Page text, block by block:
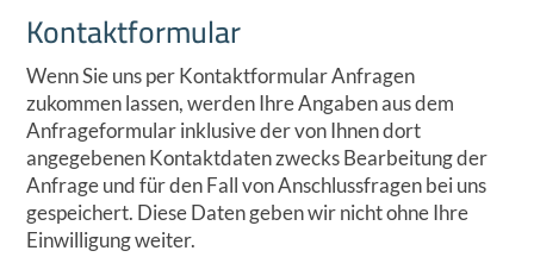
Kontaktformular
Wenn Sie uns per Kontaktformular Anfragen
zukommen lassen, werden Ihre Angaben aus dem
Anfrageformular inklusive der von Ihnen dort
angegebenen Kontaktdaten zwecks Bearbeitung der
Anfrage und für den Fall von Anschlussfragen bei uns
gespeichert. Diese Daten geben wir nicht ohne Ihre
Einwilligung weiter.